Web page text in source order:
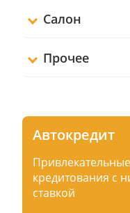
Салон
Прочее
Автокредит
кредитования с
ставкой